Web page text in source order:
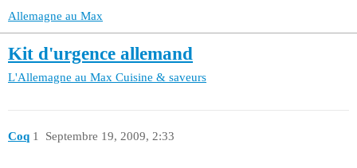
Allemagne au Max
Kit d'urgence allemand
L'Allemagne au Max Cuisine & saveurs
Coq Septembre 19, 2009, 2:33
1